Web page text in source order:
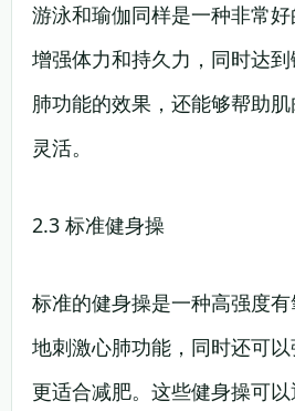
游泳和瑜伽同样是一种非常
增强体力和持久力，同时达
肺功能的效果，还能够帮助
灵活。
2.3 标准健身操
标准的健身操是一种高强度
地刺激心肺功能，同时还可
更适合减肥。这些健身操可